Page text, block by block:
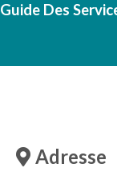
Guide Des
Adresse